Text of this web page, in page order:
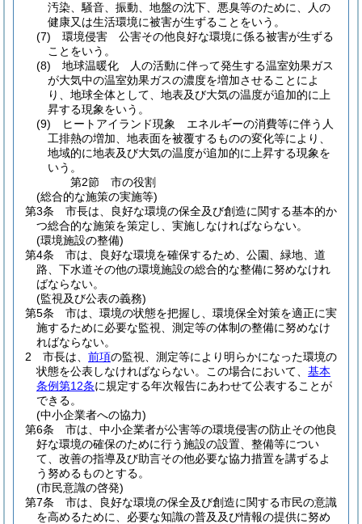
汚染、騒音、振動、地盤の沈下、悪臭等のために、人の
健康又は生活環境に被害が生ずることをいう。
(7)
環境侵害 公害その他良好な環境に係る被害が生ずる
ことをいう。
(8)
地球温暖化 人の活動に伴って発生する温室効果ガス
が大気中の温室効果ガスの濃度を増加させることによ
り、地球全体として、地表及び大気の温度が追加的に上
昇する現象をいう。
(9)
ヒートアイランド現象 エネルギーの消費等に伴う人
工排熱の増加、地表面を被覆するものの変化等により、
地域的に地表及び大気の温度が追加的に上昇する現象を
いう。
第2節
市の役割
(総合的な施策の実施等)
第3条
市長は、良好な環境の保全及び創造に関する基本的か
つ総合的な施策を策定し、実施しなければならない。
(環境施設の整備)
第4条
市は、良好な環境を確保するため、公園、緑地、道
路、下水道その他の環境施設の総合的な整備に努めなけれ
ばならない。
(監視及び公表の義務)
第5条
市は、環境の状態を把握し、環境保全対策を適正に実
施するために必要な監視、測定等の体制の整備に努めなけ
ればならない。
2
市長は、 前項の監視、測定等により明らかになった環境の
状態を公表しなければならない。
この場合において、 基本
条例第12条に規定する年次報告にあわせて公表することが
できる。
(中小企業者への協力)
第6条
市は、中小企業者が公害等の環境侵害の防止その他良
好な環境の確保のために行う施設の設置、整備等につい
て、改善の指導及び助言その他必要な協力措置を講ずるよ
う努めるものとする。
(市民意識の啓発)
第7条
市は、良好な環境の保全及び創造に関する市民の意識
を高めるために、必要な知識の普及及び情報の提供に努め